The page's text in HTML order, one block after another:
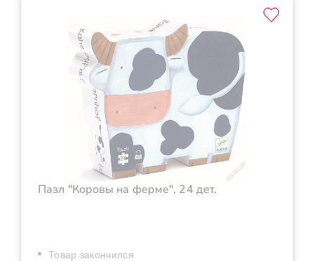
Пазл "Коровы на ферме", 24 дет.
Товар закончился